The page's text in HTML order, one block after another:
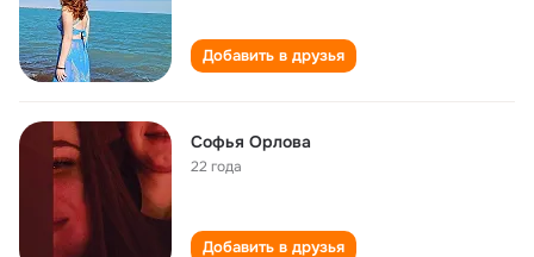
Добавить в друзья
Софья Орлова
22 года
Добавить в друзья